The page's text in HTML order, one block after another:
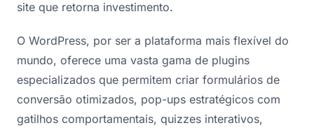
site que retorna investimento.
O WordPress, por ser a plataforma mais flexível do
mundo, oferece uma vasta gama de plugins
especializados que permitem criar formulários de
conversão otimizados, pop-ups estratégicos com
gatilhos comportamentais, quizzes interativos,